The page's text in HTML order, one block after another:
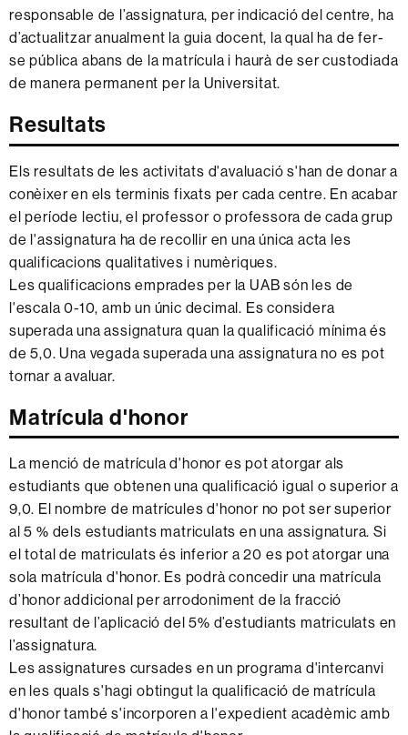
responsable de l’assignatura, per indicació del centre, ha
d’actualitzar anualment la guia docent, la qual ha de fer-
se pública abans de la matrícula i haurà de ser custodiada
de manera permanent per la Universitat.
Resultats
Els resultats de les activitats d'avaluació s'han de donar a
conèixer en els terminis fixats per cada centre. En acabar
el període lectiu, el professor o professora de cada grup
de l'assignatura ha de recollir en una única acta les
qualificacions qualitatives i numèriques.
Les qualificacions emprades per la UAB són les de
l'escala 0-10, amb un únic decimal. Es considera
superada una assignatura quan la qualificació mínima és
de 5,0. Una vegada superada una assignatura no es pot
tornar a avaluar.
Matrícula d'honor
La menció de matrícula d'honor es pot atorgar als
estudiants que obtenen una qualificació igual o superior a
9,0. El nombre de matrícules d'honor no pot ser superior
al 5 % dels estudiants matriculats en una assignatura. Si
el total de matriculats és inferior a 20 es pot atorgar una
sola matrícula d'honor. Es podrà concedir una matrícula
d’honor addicional per arrodoniment de la fracció
resultant de l’aplicació del 5% d’estudiants matriculats en
l’assignatura.
Les assignatures cursades en un programa d'intercanvi
en les quals s'hagi obtingut la qualificació de matrícula
d'honor també s'incorporen a l'expedient acadèmic amb